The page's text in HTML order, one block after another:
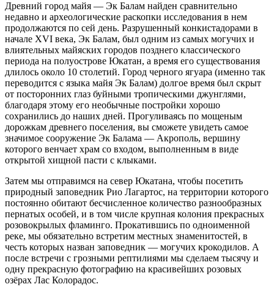
Древний город майя — Эк Балам найден сравнительно
недавно и археологические раскопки исследования в нем
продолжаются по сей день. Разрушенный конкистадорами в
начале XVI века, Эк Балам, был одним из самых могучих и
влиятельных майяских городов позднего классического
периода на полуострове Юкатан, а время его существования
длилось около 10 столетий. Город черного ягуара (именно так
переводится с языка майя Эк Балам) долгое время был скрыт
от посторонних глаз буйными тропическими джунглями,
благодаря этому его необычные постройки хорошо
сохранились до наших дней. Прогуливаясь по мощеным
дорожкам древнего поселения, вы сможете увидеть самое
значимое сооружение Эк Балама — Акрополь, вершину
которого венчает храм со входом, выполненным в виде
открытой хищной пасти с клыками.
Затем мы отправимся на север Юкатана, чтобы посетить
природный заповедник Рио Лагартос, на территории которого
постоянно обитают бесчисленное количество разнообразных
пернатых особей, и в том числе крупная колония прекрасных
розовокрылых фламинго. Прокатившись по одноименной
реке, мы обязательно встретим местных знаменитостей, в
честь которых назван заповедник — могучих крокодилов. А
после встречи с грозными рептилиями мы сделаем тысячу и
одну прекрасную фотографию на красивейших розовых
озёрах Лас Колорадос.